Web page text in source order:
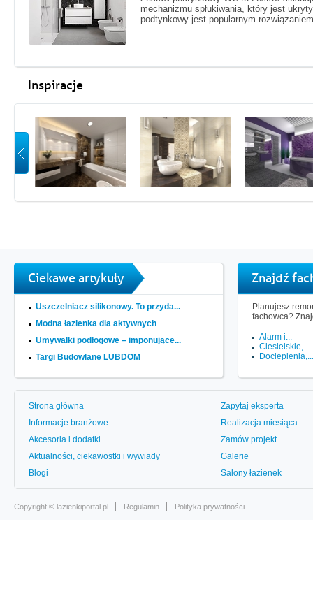
mechanizmu spłukiwania, który jest
podtynkowy jest popularnym
Inspiracje
Ciekawe artykuły
Uszczelniacz silikonowy. To przyda...
Modna łazienka dla aktywnych
Umywalki podłogowe – imponujące...
Targi Budowlane LUBDOM
Znajdź
Planujesz
fachowca?
Alarm i...
Ciesielskie,...
Docieplenia,...
Strona główna
Informacje branżowe
Akcesoria i dodatki
Aktualności, ciekawostki i wywiady
Blogi
Zapytaj eksperta
Realizacja miesiąca
Zamów projekt
Galerie
Salony łazienek
Copyright © lazienkiportal.pl Regulamin Polityka prywatności